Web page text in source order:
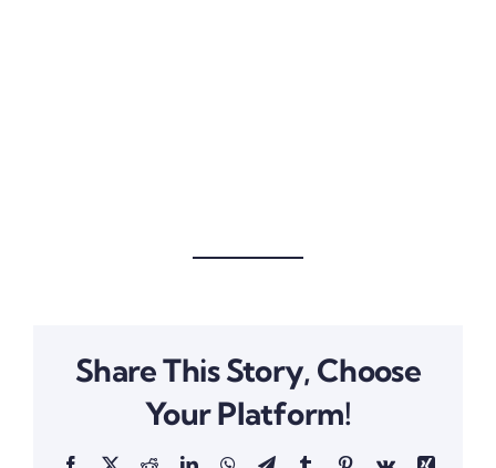
Share This Story, Choose
Your Platform!
Facebook
X RedditLinkedInWhatsApp
TelegramTumblrPinterestVk
Xing